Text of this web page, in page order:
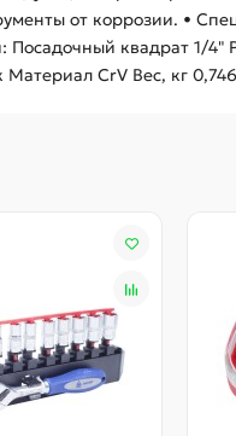
от коррозии. •
Посадочный квадрат
CrV Вес, кг 0,746